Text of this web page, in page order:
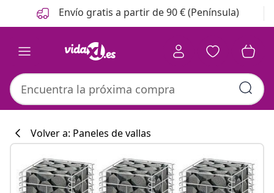
Anterior
Siguiente Envío gratis a partir de 90 € (Península)
Colección de
Volver a: Paneles de vallas